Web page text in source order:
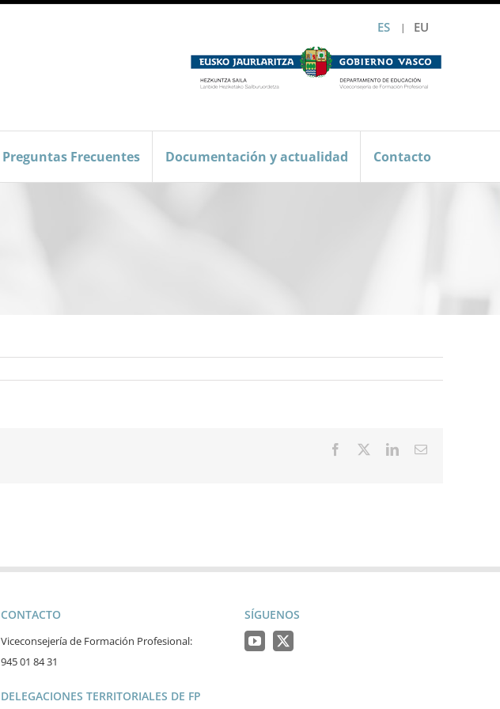
ES EU
Preguntas Frecuentes Documentación y actualidad Contacto
Facebook LinkedInCorreo
CONTACTO
Viceconsejería de Formación Profesional:
945 01 84 31
DELEGACIONES TERRITORIALES DE FP
SÍGUENOS